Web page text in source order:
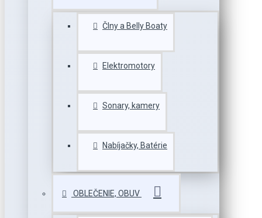
Člny a Belly Boaty
Elektromotory
Sonary, kamery
Nabíjačky, Batérie
OBLEČENIE, OBUV